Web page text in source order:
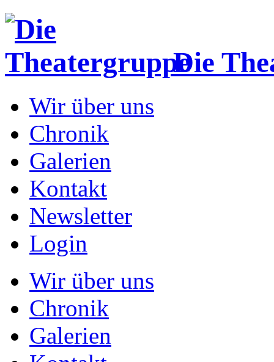
Die
Wir über uns
Chronik
Galerien
Kontakt
Newsletter
Login
Wir über uns
Chronik
Galerien